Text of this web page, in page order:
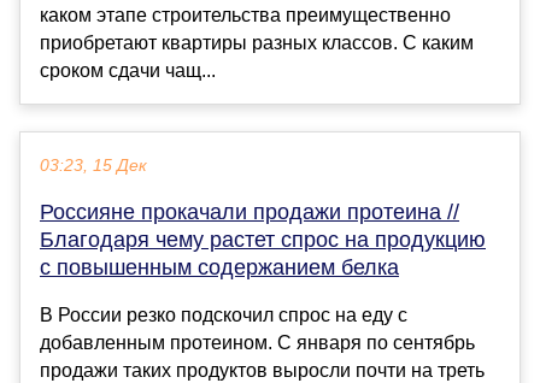
каком этапе строительства преимущественно
приобретают квартиры разных классов. С каким
сроком сдачи чащ...
03:23, 15 Дек
Россияне прокачали продажи протеина //
Благодаря чему растет спрос на продукцию
с повышенным содержанием белка
В России резко подскочил спрос на еду с
добавленным протеином. С января по сентябрь
продажи таких продуктов выросли почти на треть